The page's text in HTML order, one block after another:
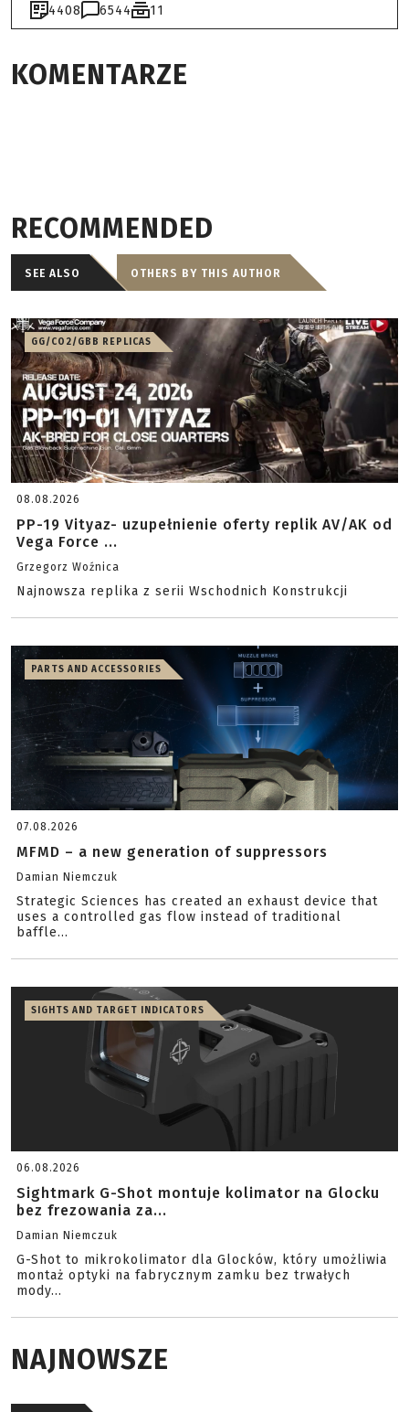
4408 6544 11
KOMENTARZE
RECOMMENDED
SEE ALSO OTHERS BY THIS AUTHOR
GG/CO2/GBB REPLICAS
08.08.2026
PP-19 Vityaz- uzupełnienie oferty replik AV/AK od
Vega Force ...
Grzegorz Woźnica
Najnowsza replika z serii Wschodnich Konstrukcji
PARTS AND ACCESSORIES
07.08.2026
MFMD – a new generation of suppressors
Damian Niemczuk
Strategic Sciences has created an exhaust device that
uses a controlled gas flow instead of traditional
baffle...
SIGHTS AND TARGET INDICATORS
06.08.2026
Sightmark G-Shot montuje kolimator na Glocku
bez frezowania za...
Damian Niemczuk
G-Shot to mikrokolimator dla Glocków, który umożliwia
montaż optyki na fabrycznym zamku bez trwałych
mody...
NAJNOWSZE